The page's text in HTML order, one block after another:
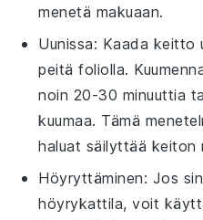
menetä makuaan.
Uunissa: Kaada keitto
peitä foliolla.
noin 20-30 minuuttia
kuumaa. Tämä
haluat säilyttää keiton
Höyryttäminen: Jos
höyrykattila, voit